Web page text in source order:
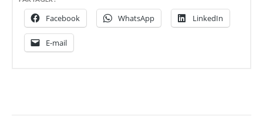
Facebook WhatsApp LinkedIn
E-mail